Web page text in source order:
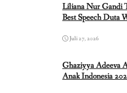
Liliana Nur Gandi
Best Speech Duta
Juli 27, 2026
Ghaziyya Adeeva
Anak Indonesia